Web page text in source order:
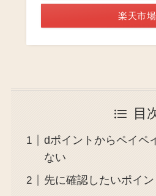
楽天市場
目
dポイントからペイペ
ない
先に確認したいポイ